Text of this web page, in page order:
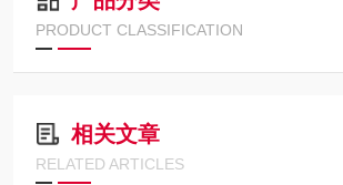
PRODUCT CLASSIFICATION
相关文章
RELATED ARTICLES